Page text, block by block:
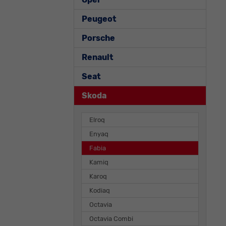
Peugeot
Porsche
Renault
Seat
Skoda
Elroq
Enyaq
Fabia
Kamiq
Karoq
Kodiaq
Octavia
Octavia Combi